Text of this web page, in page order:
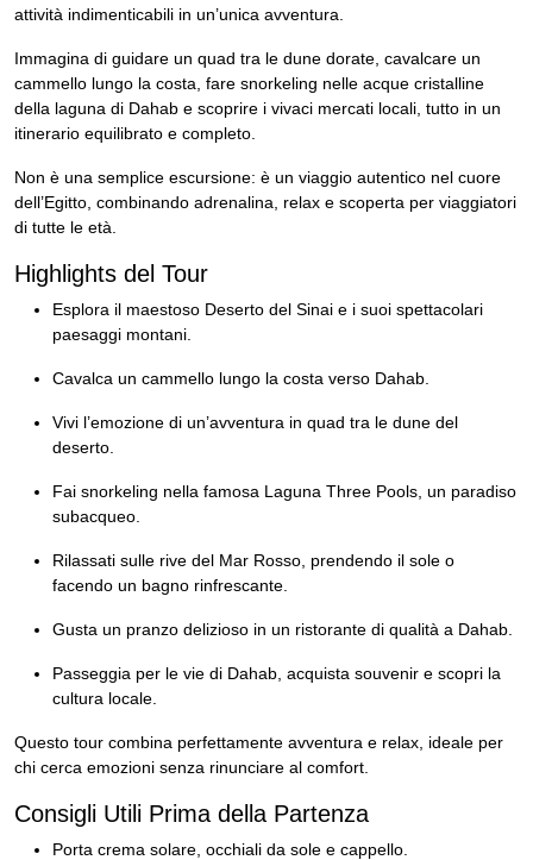
attività indimenticabili in un’unica avventura.
Immagina di guidare un quad tra le dune dorate, cavalcare un
cammello lungo la costa, fare snorkeling nelle acque cristalline
della laguna di Dahab e scoprire i vivaci mercati locali, tutto in un
itinerario equilibrato e completo.
Non è una semplice escursione: è un viaggio autentico nel cuore
dell’Egitto, combinando adrenalina, relax e scoperta per viaggiatori
di tutte le età.
Highlights del Tour
Esplora il maestoso Deserto del Sinai e i suoi spettacolari
paesaggi montani.
Cavalca un cammello lungo la costa verso Dahab.
Vivi l’emozione di un’avventura in quad tra le dune del
deserto.
Fai snorkeling nella famosa Laguna Three Pools, un paradiso
subacqueo.
Rilassati sulle rive del Mar Rosso, prendendo il sole o
facendo un bagno rinfrescante.
Gusta un pranzo delizioso in un ristorante di qualità a Dahab.
Passeggia per le vie di Dahab, acquista souvenir e scopri la
cultura locale.
Questo tour combina perfettamente avventura e relax, ideale per
chi cerca emozioni senza rinunciare al comfort.
Consigli Utili Prima della Partenza
Porta crema solare, occhiali da sole e cappello.